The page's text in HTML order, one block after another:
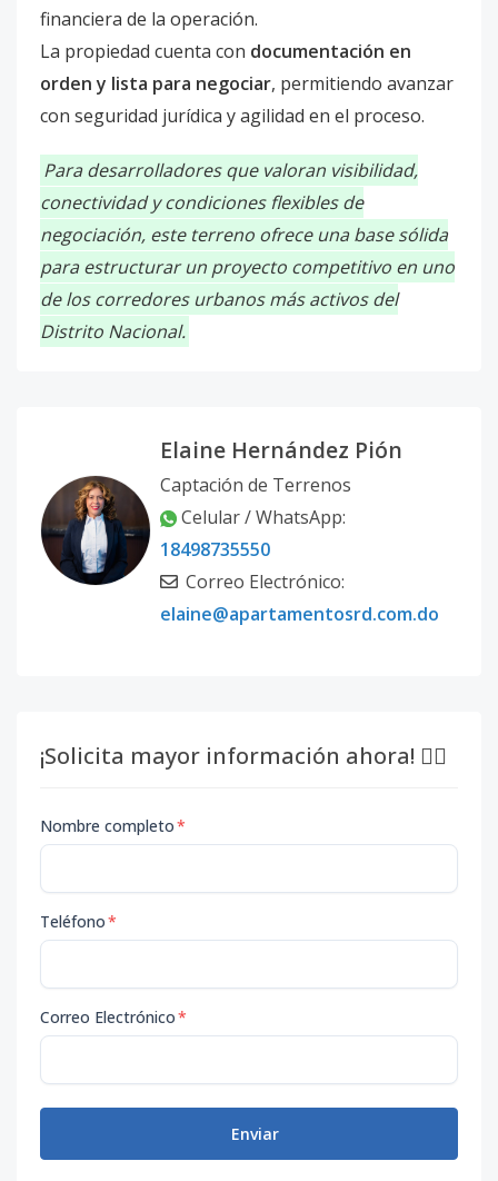
financiera de la operación.
La propiedad cuenta con documentación en
orden y lista para negociar, permitiendo avanzar
con seguridad jurídica y agilidad en el proceso.
Para desarrolladores que valoran visibilidad,
conectividad y condiciones flexibles de
negociación, este terreno ofrece una base sólida
para estructurar un proyecto competitivo en uno
de los corredores urbanos más activos del
Distrito Nacional.
Elaine Hernández Pión
Captación de Terrenos
Celular / WhatsApp:
18498735550
Correo Electrónico:
elaine@apartamentosrd.com.do
¡Solicita mayor información ahora! 👇🏽
Nombre completo*
Teléfono*
Correo Electrónico*
Enviar